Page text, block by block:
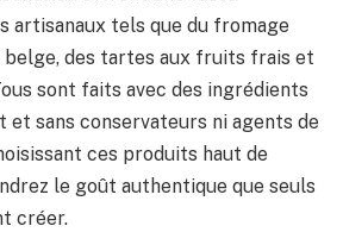
artisanaux tels que du fromage
belge, des tartes aux fruits frais et
sont faits avec des ingrédients
et sans conservateurs ni agents de
ces produits haut de
le goût authentique que seuls
créer.